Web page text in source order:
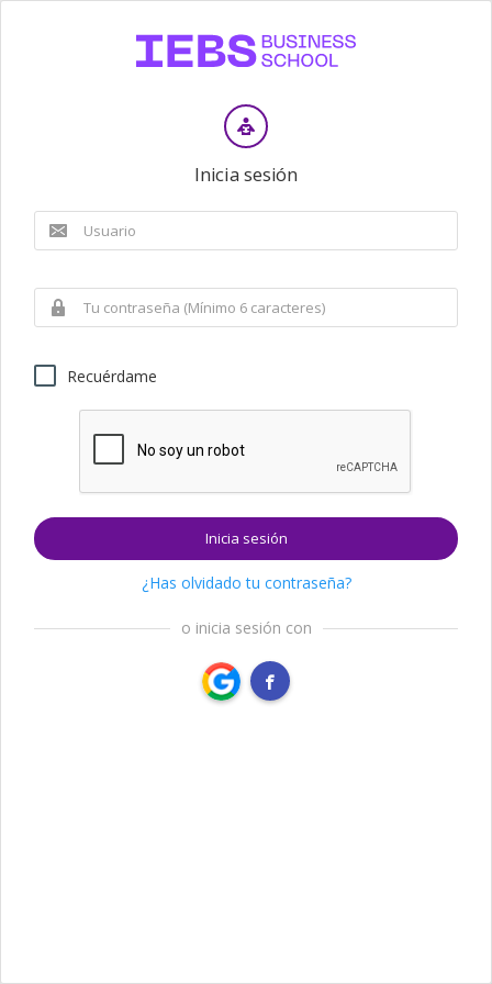
Inicia sesión
Recuérdame
Inicia sesión
¿Has olvidado tu contraseña?
o inicia sesión con